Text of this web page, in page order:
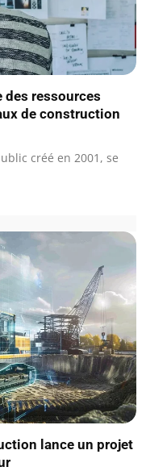
des ressources
de construction
créé en 2001, se
lance un projet